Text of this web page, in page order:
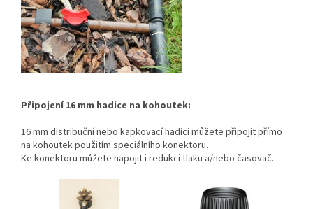
Připojení 16 mm hadice na kohoutek:
16 mm distribuční nebo kapkovací hadici můžete připojit přímo
na kohoutek použitím speciálního konektoru.
Ke konektoru můžete napojit i redukci tlaku a/nebo časovač.